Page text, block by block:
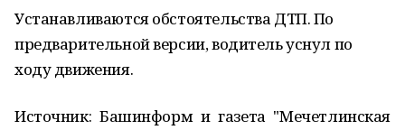
Устанавливаются обстоятельства ДТП. По
предварительной версии, водитель уснул по
ходу движения.
Источник: Башинформ и газета "Мечетлинская